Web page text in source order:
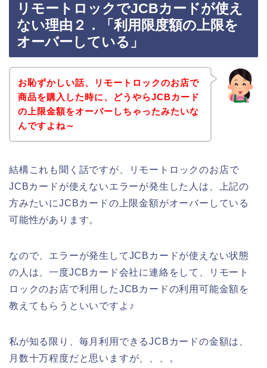
リモートロックでJCBカードが使え
ない理由２．「利用限度額の上限を
オーバーしている」
お恥ずかしい話、リモートロックのお店で
商品を購入した時に、どうやらJCBカード
の上限金額をオーバーしちゃったみたいな
んですよね～
結構これも聞く話ですが、リモートロックのお店で
JCBカードが使えないエラーが発生した人は、上記の
方みたいにJCBカードの上限金額がオーバーしている
可能性があります。
なので、エラーが発生してJCBカードが使えない状態
の人は、一度JCBカード会社に連絡をして、リモート
ロックのお店で利用したJCBカードの利用可能金額を
教えてもらうといいですよ♪
私が知る限り、毎月利用できるJCBカードの金額は、
月数十万程度だと思いますが、、、。